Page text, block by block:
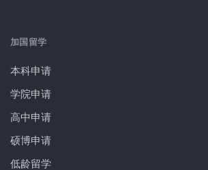
加国留学
本科申请
学院申请
高中申请
硕博申请
低龄留学